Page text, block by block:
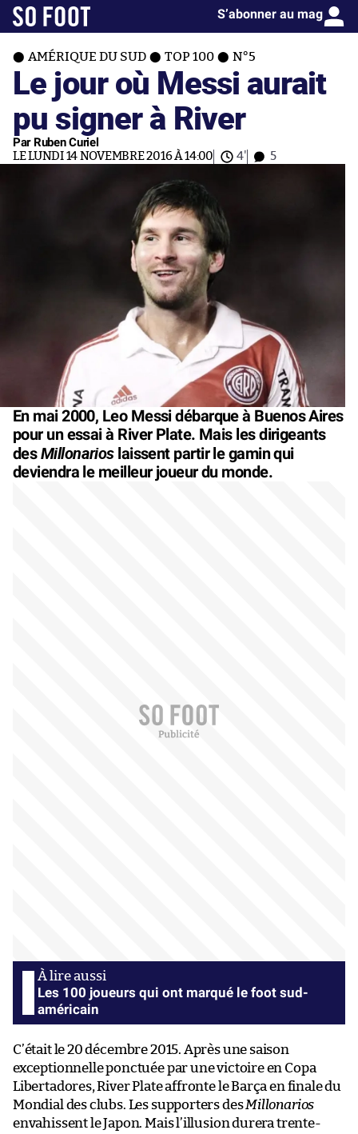
S’abonner au mag
AMÉRIQUE DU SUD TOP 100 N°5
Le jour où Messi aurait
pu signer à River
Par Ruben Curiel
LE LUNDI 14 NOVEMBRE 2016 À 14:00 4' 5
En mai 2000, Leo Messi débarque à Buenos Aires
pour un essai à River Plate. Mais les dirigeants
desMillonarioslaissent partir le gamin qui
deviendra le meilleur joueur du monde.
Les 100 joueurs qui ont marqué le foot sud-
américain
C’était le 20 décembre 2015. Après une saison
exceptionnelle ponctuée par une victoire en Copa
Libertadores, River Plate affronte le Barça en finale du
Mondial des clubs. Les supporters desMillonarios
envahissent le Japon. Mais l’illusion durera trente-